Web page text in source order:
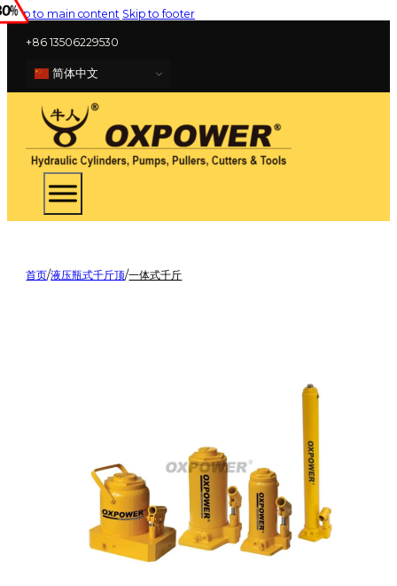
Skip to main content Skip to footer
+86 13506229530
简体中文
首页/液压瓶式千斤顶/一体式千斤